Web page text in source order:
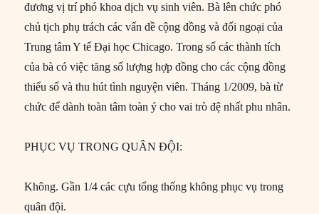
đương vị trí phó khoa dịch vụ sinh viên. Bà lên chức phó
chủ tịch phụ trách các vấn đề cộng đồng và đối ngoại của
Trung tâm Y tế Đại học Chicago. Trong số các thành tích
của bà có việc tăng số lượng hợp đồng cho các cộng đồng
thiểu số và thu hút tình nguyện viên. Tháng 1/2009, bà từ
chức để dành toàn tâm toàn ý cho vai trò đệ nhất phu nhân.
PHỤC VỤ TRONG QUÂN ĐỘI:
Không. Gần 1/4 các cựu tổng thống không phục vụ trong
quân đội.